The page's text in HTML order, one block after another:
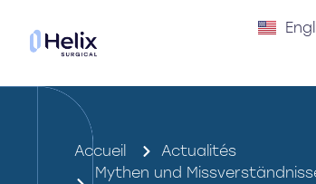
Accueil
Actualités
Mythen und